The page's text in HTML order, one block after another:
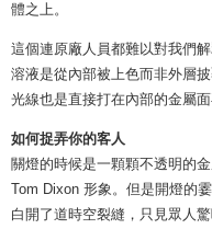
體之上。
這個連原廠人員都難以對我們
溶液是從內部被上色而非外層
光線也是直接打在內部的金屬
如何捉弄你的客人
關燈的時候是一顆顆不透明的
Tom Dixon 形象。但是開燈的
白開了道時空裂縫，只見眾人